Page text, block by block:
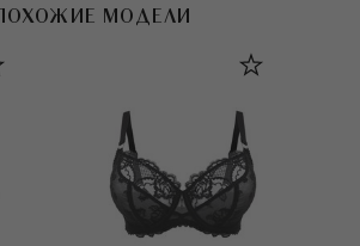
ПОХОЖИЕ МОДЕЛИ